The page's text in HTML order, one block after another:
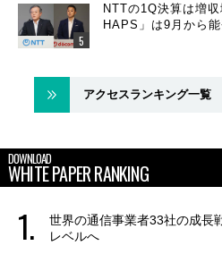
NTTの1Q決算は増
HAPS」は9月から
アクセスランキング一覧
DOWNLOAD
WHITE PAPER RANKING
世界の通信事業者33社の成長
レベルへ